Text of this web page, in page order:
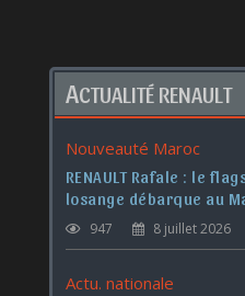
ACTUALITÉ RENAULT
Nouveauté Maroc
RENAULT Rafale : le
losange débarque au
947 8 juillet 2026
Actu. nationale